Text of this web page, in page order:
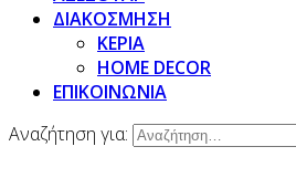
ΔΙΑΚΟΣΜΗΣΗ
ΚΕΡΙΑ
HOME DECOR
ΕΠΙΚΟΙΝΩΝΙΑ
Αναζήτηση για: